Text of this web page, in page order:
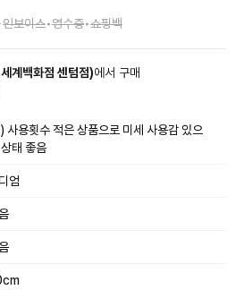
인보이스•영수증•쇼핑백
계백화점 센텀점)에서 구매
사용횟수 적은 상품으로 미세 사용감 있으
태 좋음
엄